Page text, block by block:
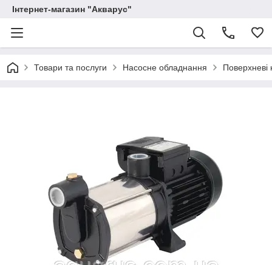
Інтернет-магазин "Акварус"
Товари та послуги Насосне обладнання Поверхневі